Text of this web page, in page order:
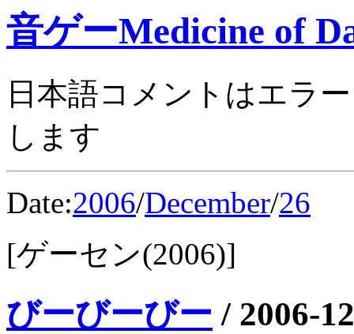
音ゲーMedicine of
日本語コメントはエラ
します
Date:2006/December/26
[ゲーセン(2006)]
びーびーびー / 2006-